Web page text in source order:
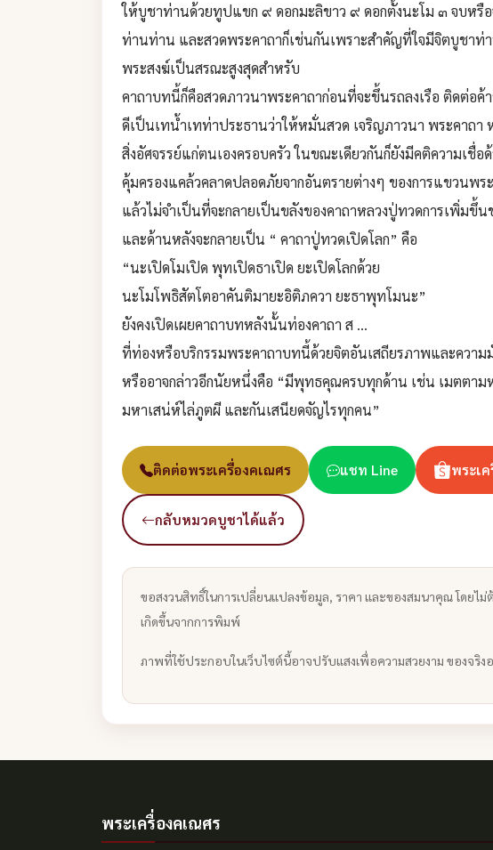
ให้บูชาท่านด้วยทูปแขก ๙ ดอกมะลิขาว ๙ ดอกตั้งนะโม ๓ จบหรื
ท่านท่าน และสวดพระคาถาก็เช่นกันเพราะสำคัญที่ใจมีจิตบูชา
พระสงฆ์เป็นสรณะสูงสุดสำหรับ
คาถาบทนี้ก็คือสวดภาวนาพระคาถาก่อนที่จะขึ้นรถลงเรือ ติดต่อค้
ดีเป็นเทน้ำเทท่าประธานว่าให้หมั่นสวด เจริญภาวนา พระคาถา
สิ่งอัศจรรย์แก่ตนเองครอบครัว ในขณะเดียวกันก็ยังมีคติความเชื่
คุ้มครองแคล้วคลาดปลอดภัยจากอันตรายต่างๆ ของการแขวนพ
แล้วไม่จำเป็นที่จะกลายเป็นขลังของคาถาหลวงปู่ทวดการเพิ่มขึ้น
และด้านหลังจะกลายเป็น “ คาถาปู่ทวดเปิดโลก” คือ
“นะเปิดโมเปิด พุทเปิดธาเปิด ยะเปิดโลกด้วย
นะโมโพธิสัตโตอาคันติมายะอิติภควา ยะธาพุทโมนะ”
ยังคงเปิดเผยคาถาบทหลังนั้นท่องคาถา ส ...
ที่ท่องหรือบริกรรมพระคาถาบทนี้ด้วยจิตอันเสถียรภาพและควา
หรืออาจกล่าวอีกนัยหนึ่งคือ “มีพุทธคุณครบทุกด้าน เช่น เมตตาม
มหาเสน่ห์ไล่ภูตผี และกันเสนียดจัญไรทุกคน”
ติดต่อพระเครื่องคเณศร แชท Line พระเ
กลับหมวดบูชาได้แล้ว
ขอสงวนสิทธิ์ในการเปลี่ยนแปลงข้อมูล, ราคา และของสมนาคุณ โดยไ
เกิดขึ้นจากการพิมพ์
ภาพที่ใช้ประกอบในเว็บไซต์นี้อาจปรับแสงเพื่อความสวยงาม ของจริง
พระเครื่องคเณศร